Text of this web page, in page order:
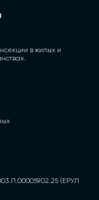
в жилых и
(ЕРУЛ